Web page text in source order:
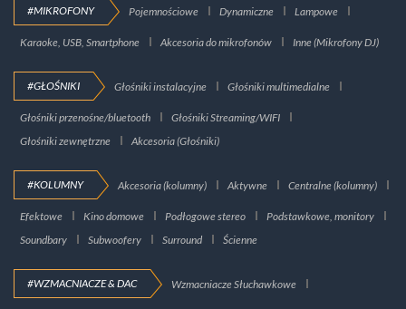
#MIKROFONY Pojemnościowe Dynamiczne Lampowe
Karaoke, USB, Smartphone Akcesoria do mikrofonów Inne (Mikrofony DJ)
#GŁOŚNIKI Głośniki instalacyjne Głośniki multimedialne
Głośniki przenośne/bluetooth
Głośniki Streaming/WIFI
Głośniki zewnętrzne
Akcesoria (Głośniki)
#KOLUMNY Akcesoria (kolumny) Aktywne Centralne (kolumny)
Efektowe Kino domowe Podłogowe stereo
Podstawkowe, monitory
Soundbary
Subwoofery Surround Ścienne
#WZMACNIACZE & DAC Wzmacniacze Słuchawkowe